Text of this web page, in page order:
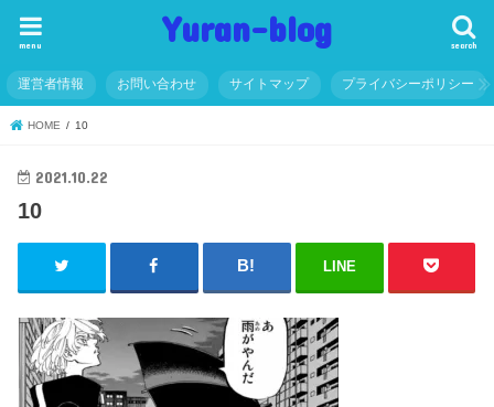
Yuran-blog search
menu
運営者情報 お問い合わせ サイトマップ プライバシーポリシー
HOME 10
2021.10.22
10
LINE